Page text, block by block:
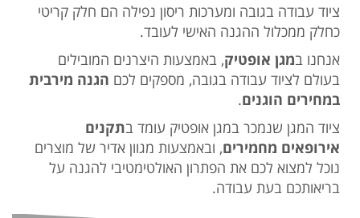
ציוד עבודה בגובה ומערכות ריסון נפילה הם חלק קריטי
כחלק ממכלול ההגנה האישי לעובד.
אנחנו במגן אופטיק, באמצעות היצרנים המובילים
בעולם לציוד עבודה בגובה, מספקים לכם הגנה מירבית
במחירים הוגנים.
ציוד המגן שנמכר במגן אופטיק עומד בתקנים
אירופאים מחמירים, ובאמצעות מגוון אדיר של מוצרים
נוכל למצוא לכם את הפתרון האולטימטיבי להגנה על
בריאותכם בעת עבודה.